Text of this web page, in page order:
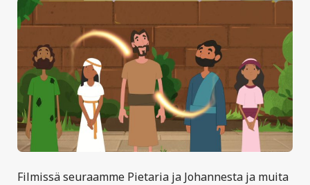
Filmissä seuraamme Pietaria ja Johannesta ja muita